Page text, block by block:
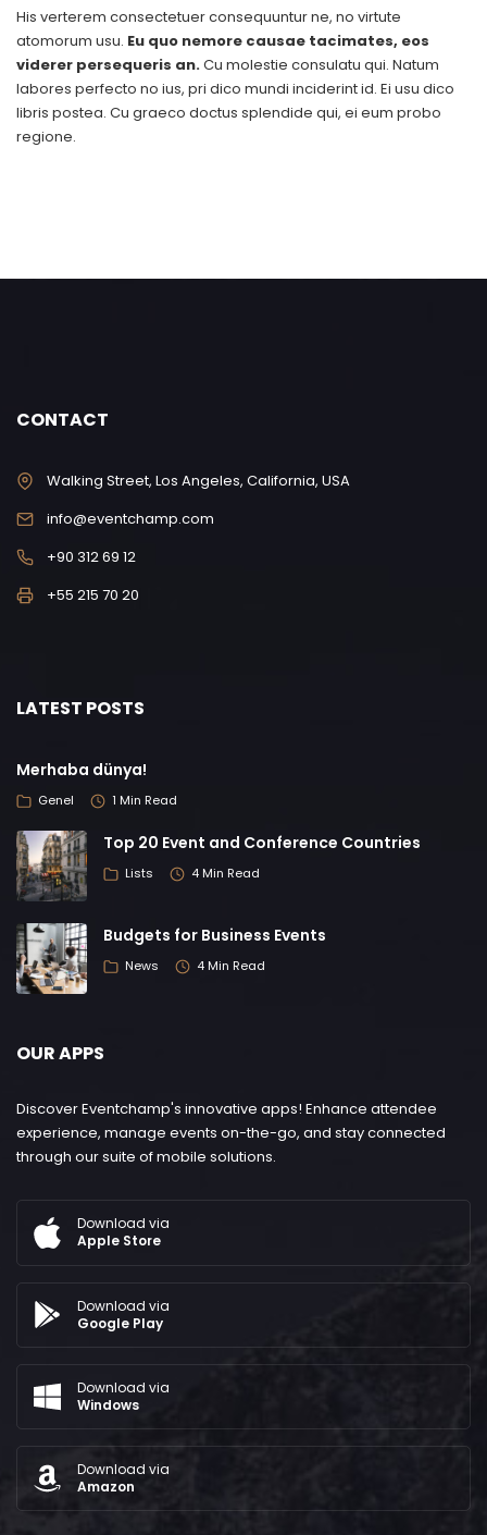
His verterem consectetuer consequuntur ne, no virtute
atomorum usu. Eu quo nemore causae tacimates, eos
viderer persequeris an.Cu molestie consulatu qui. Natum
labores perfecto no ius, pri dico mundi inciderint id. Ei usu dico
libris postea. Cu graeco doctus splendide qui, ei eum probo
regione.
CONTACT
Walking Street, Los Angeles, California, USA
info@eventchamp.com
+90 312 69 12
+55 215 70 20
LATEST POSTS
Merhaba dünya!
Genel 1 Min Read
Top 20 Event and Conference Countries
Lists 4 Min Read
Budgets for Business Events
News 4 Min Read
OUR APPS
Discover Eventchamp's innovative apps! Enhance attendee
experience, manage events on-the-go, and stay connected
through our suite of mobile solutions.
Download via
Apple Store
Download via
Google Play
Download via
Windows
Download via
Amazon